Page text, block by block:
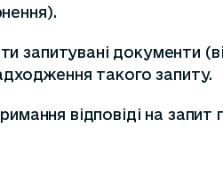
запитувані документи
такого запиту.
відповіді на